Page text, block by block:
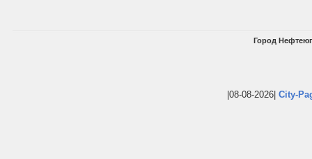
Город
|08-08-2026| City-